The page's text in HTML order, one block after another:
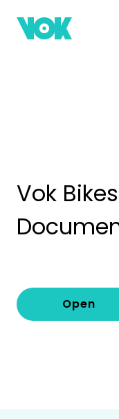
Vok Bikes
Open